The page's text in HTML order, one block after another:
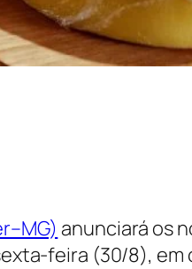
anunciará os
feira (30/8), em